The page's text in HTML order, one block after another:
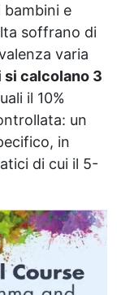
bambini e
soffrano di
varia
calcolano 3
il 10%
un
in
di cui il 5-